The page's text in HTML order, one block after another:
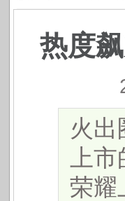
热度
火出
上
荣耀